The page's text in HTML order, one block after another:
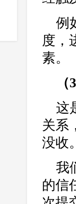
例
度，
素。
这
关系
没收
我
的信